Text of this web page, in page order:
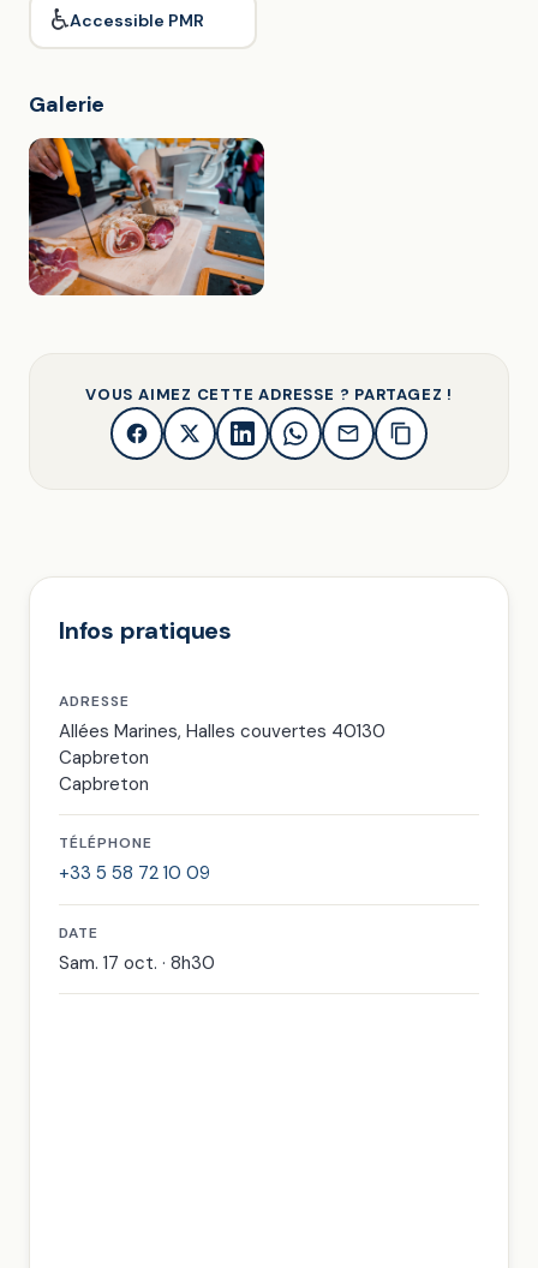
♿Accessible PMR
Galerie
VOUS AIMEZ CETTE ADRESSE ? PARTAGEZ !
Infos pratiques
ADRESSE
Allées Marines, Halles couvertes 40130
Capbreton
Capbreton
TÉLÉPHONE
+33 5 58 72 10 09
DATE
Sam. 17 oct. · 8h30